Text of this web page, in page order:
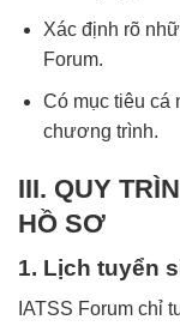
Xác định rõ
Forum.
Có mục tiêu cá
chương trình.
III. QUY
HỒ SƠ
1. Lịch tuyển
IATSS Forum chỉ